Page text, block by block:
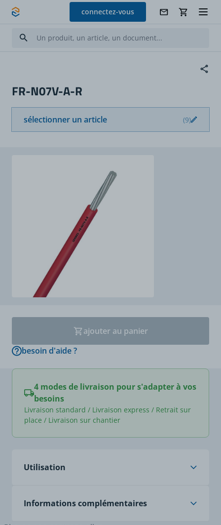
Allez au contenu
connectez-vous
Utilisation
tableaux et appareillages
Informations complémentaires
FR-N07V-A-R
sélectionner un article (9)
ajouter au panier
besoin d'aide ?
4 modes de livraison pour s'adapter à vos
besoins
Livraison standard / Livraison express / Retrait sur
place / Livraison sur chantier